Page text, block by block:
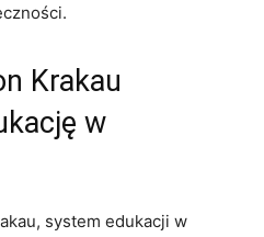
Krakau
w
system edukacji w